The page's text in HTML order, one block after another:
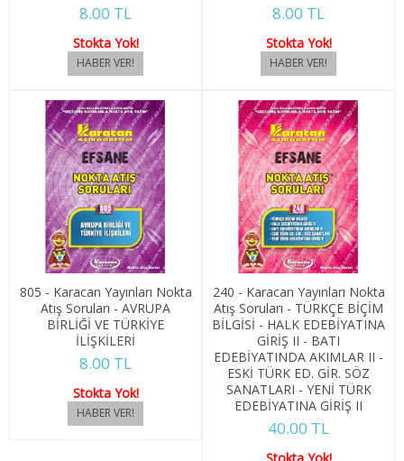
3. SINIF 5. YARIYIL YÖNETİM BİLİŞ
3. SINIF 6. YARIYIL YÖNETİM BİLİŞ
4. SINIF 8. YARIYIL YÖNETİM BİLİŞ
ULUSLARARASI TİC. VE LOJİSTİK YÖN.
1. SINIF 1. YARIYIL ULUSLARARASI TİC
1. SINIF 2. YARIYIL ULUSLARARASI TİC
2. SINIF 3. YARIYIL ULUSLARARASI TİC
2. SINIF 4. YARIYIL ULUSLARARASI TİC
3. SINIF 5. YARIYIL ULUSLARARASI TİC
3. SINIF 6. YARIYIL ULUSLARARASI TİC
8.00 TL
Stokta Yok!
8.00 TL
Stokta Yok!
805 - Karacan Yayınları Nokta
Atış Soruları - AVRUPA
BİRLİĞİ VE TÜRKİYE
İLİŞKİLERİ
8.00 TL
Stokta Yok!
240 - Karacan Yayınları Nokta
Atış Soruları - TÜRKÇE BİÇİM
BİLGİSİ - HALK EDEBİYATINA
GİRİŞ II - BATI
EDEBİYATINDA AKIMLAR II -
ESKİ TÜRK ED. GİR. SÖZ
SANATLARI - YENİ TÜRK
EDEBİYATINA GİRİŞ II
40.00 TL